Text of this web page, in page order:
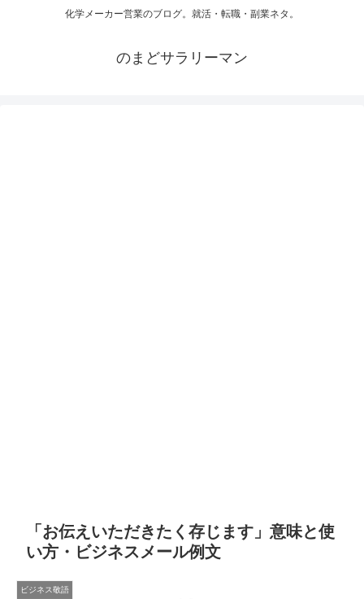
化学メーカー営業のブログ。就活・転職・副業ネタ。
のまどサラリーマン
「お伝えいただきたく存じます」意味と使
い方・ビジネスメール例文
ビジネス敬語